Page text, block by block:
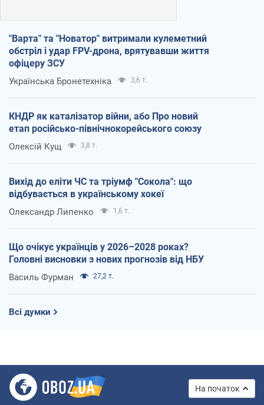
"Варта" та "Новатор" витримали кулеметний
обстріл і удар FPV-дрона, врятувавши життя
офіцеру ЗСУ
Українська Бронетехніка 3,6 т.
КНДР як каталізатор війни, або Про новий
етап російсько-північнокорейського союзу
Олексій Кущ 3,8 т.
Вихід до еліти ЧС та тріумф "Сокола": що
відбувається в українському хокеї
Олександр Липенко 1,6 т.
Що очікує українців у 2026–2028 роках?
Головні висновки з нових прогнозів від НБУ
Василь Фурман 27,2 т.
Всі думки
На початок